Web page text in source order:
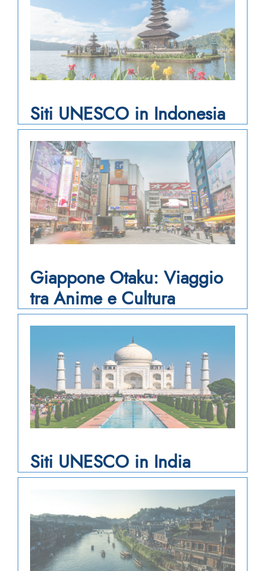
Siti UNESCO in Indonesia
Giappone Otaku: Viaggio
tra Anime e Cultura
Siti UNESCO in India